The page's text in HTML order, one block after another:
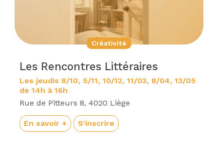
Créativité
Les Rencontres Littéraires
Les jeudis 8/10, 5/11, 10/12, 11/03, 8/04, 13/05
de 14h à 16h
Rue de Pitteurs 8, 4020 Liège
En savoir + S'inscrire